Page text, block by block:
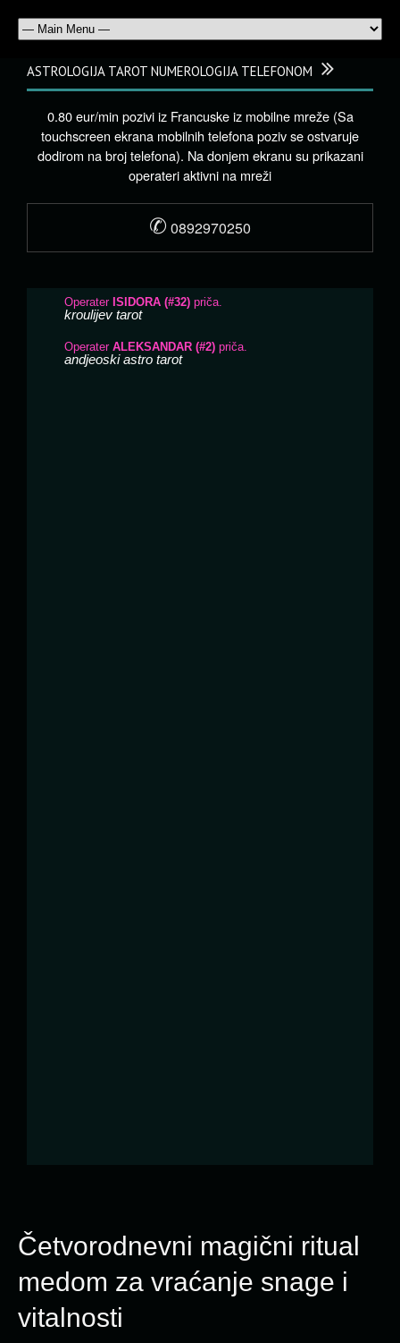
Četvorodnevni magični ritual
medom za vraćanje snage i
vitalnosti
ASTROLOGIJA TAROT NUMEROLOGIJA TELEFONOM
0.80 eur/min pozivi iz Francuske iz mobilne mreže (Sa
touchscreen ekrana mobilnih telefona poziv se ostvaruje
dodirom na broj telefona). Na donjem ekranu su prikazani
operateri aktivni na mreži
✆ 0892970250